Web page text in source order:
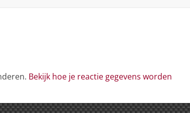
Bekijk hoe je reactie gegevens worden